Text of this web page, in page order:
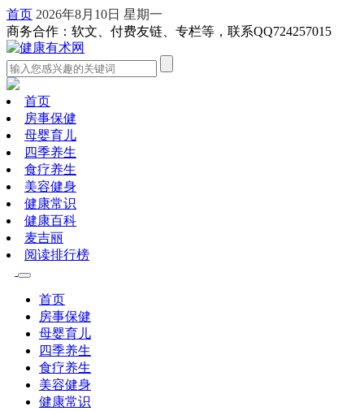
首页 2026年8月10日 星期一
商务合作：软文、付费友链、专栏等，联系QQ724257015
首页
房事保健
母婴育儿
四季养生
食疗养生
美容健身
健康常识
健康百科
麦吉丽
阅读排行榜
首页
房事保健
母婴育儿
四季养生
食疗养生
美容健身
健康常识